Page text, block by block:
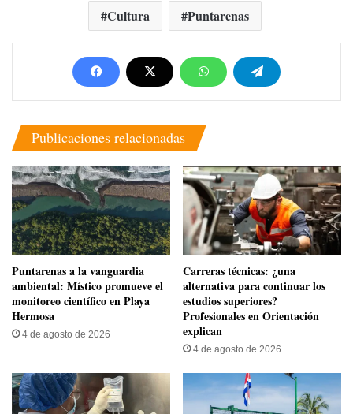
Cultura
Puntarenas
Publicaciones relacionadas
​Puntarenas a la vanguardia
ambiental: Místico promueve el
monitoreo científico en Playa
Hermosa
4 de agosto de 2026
Carreras técnicas: ¿una
alternativa para continuar los
estudios superiores?
Profesionales en Orientación
explican
4 de agosto de 2026